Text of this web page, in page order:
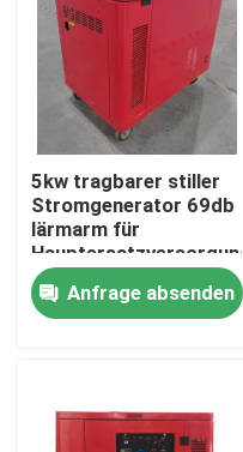
Produkte
5kw tragbarer stiller
Stromgenerator 69db
lärmarm für
Hauptersatzversorgung
Anfrage absenden